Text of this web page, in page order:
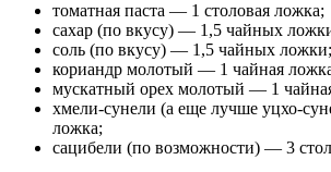
томатная паста — 1 столовая ложка;
сахар (по вкусу) — 1,5 чайных
соль (по вкусу) — 1,5 чайных ложки;
кориандр молотый — 1 чайная
мускатный орех молотый — 1
хмели-сунели (а еще лучше уцхо-
ложка;
сацибели (по возможности) — 3